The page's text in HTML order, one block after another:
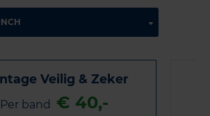
Veilig & Zeker
Per band € 40,-